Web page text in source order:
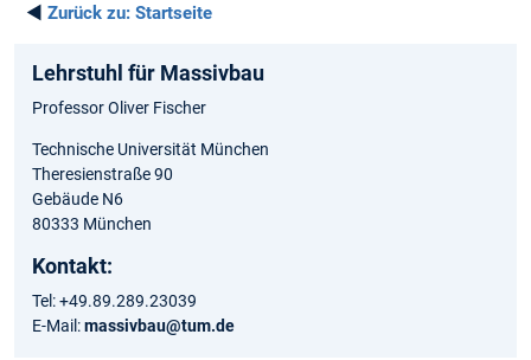
◄ Zurück zu: Startseite
Lehrstuhl für Massivbau
Professor Oliver Fischer
Technische Universität München
Theresienstraße 90
Gebäude N6
80333 München
Kontakt:
Tel: +49.89.289.23039
E-Mail:massivbau@tum.de